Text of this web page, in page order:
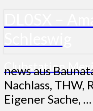
Clubstation
news
aus
Baunatal,
vom
Distrikt,
news aus
Nachlass, THW,
Eigener Sache,